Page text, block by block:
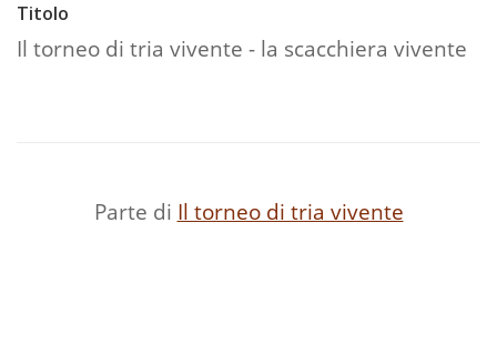
Titolo
Il torneo di tria vivente - la scacchiera vivente
Parte di Il torneo di tria vivente